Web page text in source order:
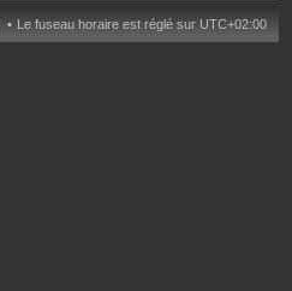
Le fuseau horaire est réglé sur UTC+02:00